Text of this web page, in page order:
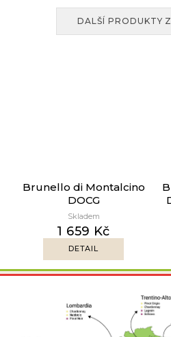
DALŠÍ PRODUKTY
Brunello di Montalcino
DOCG
Skladem
1 659 Kč
DETAIL